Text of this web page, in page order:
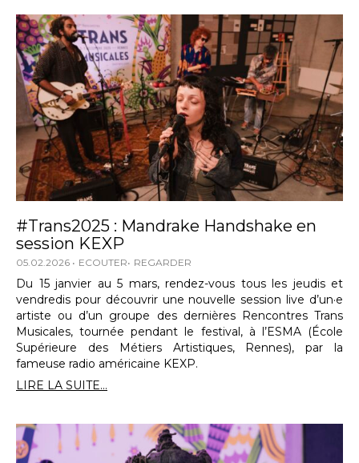
#Trans2025 : Mandrake Handshake en
session KEXP
05.02.2026 ECOUTER REGARDER
Du 15 janvier au 5 mars, rendez-vous tous les jeudis et
vendredis pour découvrir une nouvelle session live d’un·e
artiste ou d’un groupe des dernières Rencontres Trans
Musicales, tournée pendant le festival, à l’ESMA (École
Supérieure des Métiers Artistiques, Rennes), par la
fameuse radio américaine KEXP.
LIRE LA SUITE...